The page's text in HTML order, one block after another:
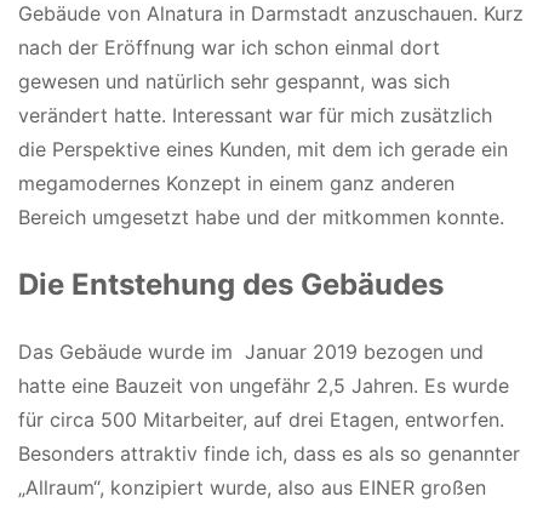
Gebäude von Alnatura in Darmstadt anzuschauen. Kurz
nach der Eröffnung war ich schon einmal dort
gewesen und natürlich sehr gespannt, was sich
verändert hatte. Interessant war für mich zusätzlich
die Perspektive eines Kunden, mit dem ich gerade ein
megamodernes Konzept in einem ganz anderen
Bereich umgesetzt habe und der mitkommen konnte.
Die Entstehung des Gebäudes
Das Gebäude wurde im Januar 2019 bezogen und
hatte eine Bauzeit von ungefähr 2,5 Jahren. Es wurde
für circa 500 Mitarbeiter, auf drei Etagen, entworfen.
Besonders attraktiv finde ich, dass es als so genannter
„Allraum“, konzipiert wurde, also aus EINER großen